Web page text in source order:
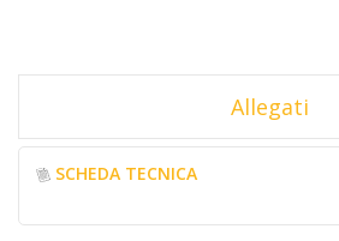
Allegati
SCHEDA TECNICA